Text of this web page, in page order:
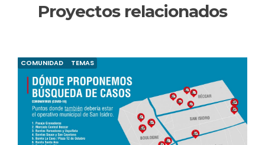
Proyectos relacionados
COMUNIDAD TEMAS